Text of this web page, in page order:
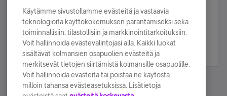
sähköpostiisi.
Tilaa nyt
Käytämme sivustollamme evästeitä ja vastaavia
teknologioita käyttökokemuksen parantamiseksi sekä
toiminnallisiin, tilastollisiin ja markkinointitarkoituksiin.
Voit hallinnoida evästevalintojasi alla. Kaikki luokat
sisältävät kolmansien osapuolien evästeitä ja
merkitsevät tietojen siirtämistä kolmansille osapuolille.
Voit hallinnoida evästeitä tai poistaa ne käytöstä
milloin tahansa evästeasetuksissa. Lisätietoja